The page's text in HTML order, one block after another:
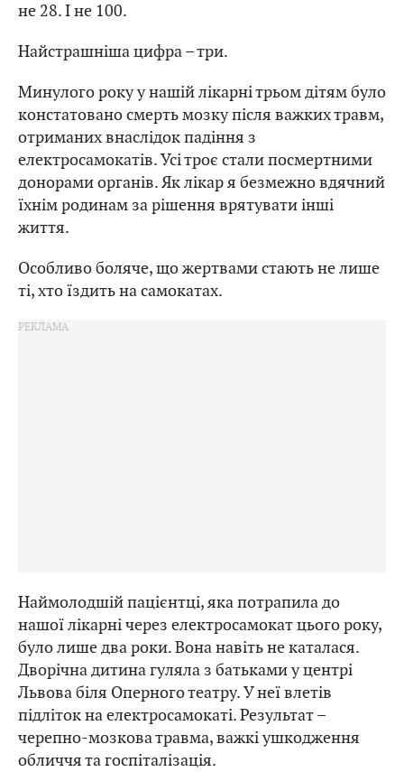
не 28. І не 100.
Найстрашніша цифра – три.
Минулого року у нашій лікарні трьом дітям було
констатовано смерть мозку після важких травм,
отриманих внаслідок падіння з
електросамокатів. Усі троє стали посмертними
донорами органів. Як лікар я безмежно вдячний
їхнім родинам за рішення врятувати інші
життя.
Особливо боляче, що жертвами стають не лише
ті, хто їздить на самокатах.
Наймолодшій пацієнтці, яка потрапила до
нашої лікарні через електросамокат цього року,
було лише два роки. Вона навіть не каталася.
Дворічна дитина гуляла з батьками у центрі
Львова біля Оперного театру. У неї влетів
підліток на електросамокаті. Результат –
черепно-мозкова травма, важкі ушкодження
обличчя та госпіталізація.